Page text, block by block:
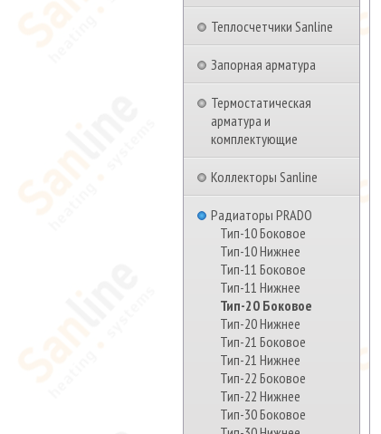
Теплосчетчики Sanline
Запорная арматура
Термостатическая
арматура и
комплектующие
Коллекторы Sanline
Радиаторы PRADO
Тип-10 Боковое
Тип-10 Нижнее
Тип-11 Боковое
Тип-11 Нижнее
Тип-20 Боковое
Тип-20 Нижнее
Тип-21 Боковое
Тип-21 Нижнее
Тип-22 Боковое
Тип-22 Нижнее
Тип-30 Боковое